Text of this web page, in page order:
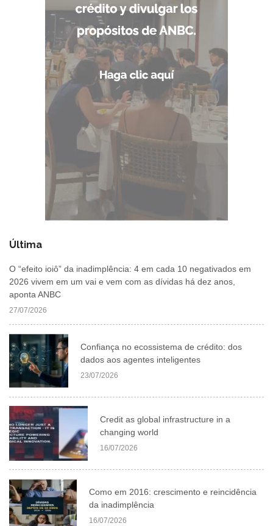
Última
O “efeito ioiô” da inadimplência: 4 em cada 10 negativados em
2026 vivem em um vai e vem com as dívidas há dez anos,
aponta ANBC
27/07/2026
Confiança no ecossistema de crédito: dos
dados aos agentes inteligentes
23/07/2026
Credit as global infrastructure in a
changing world
16/07/2026
Como em 2016: crescimento e reincidência
da inadimplência
16/07/2026